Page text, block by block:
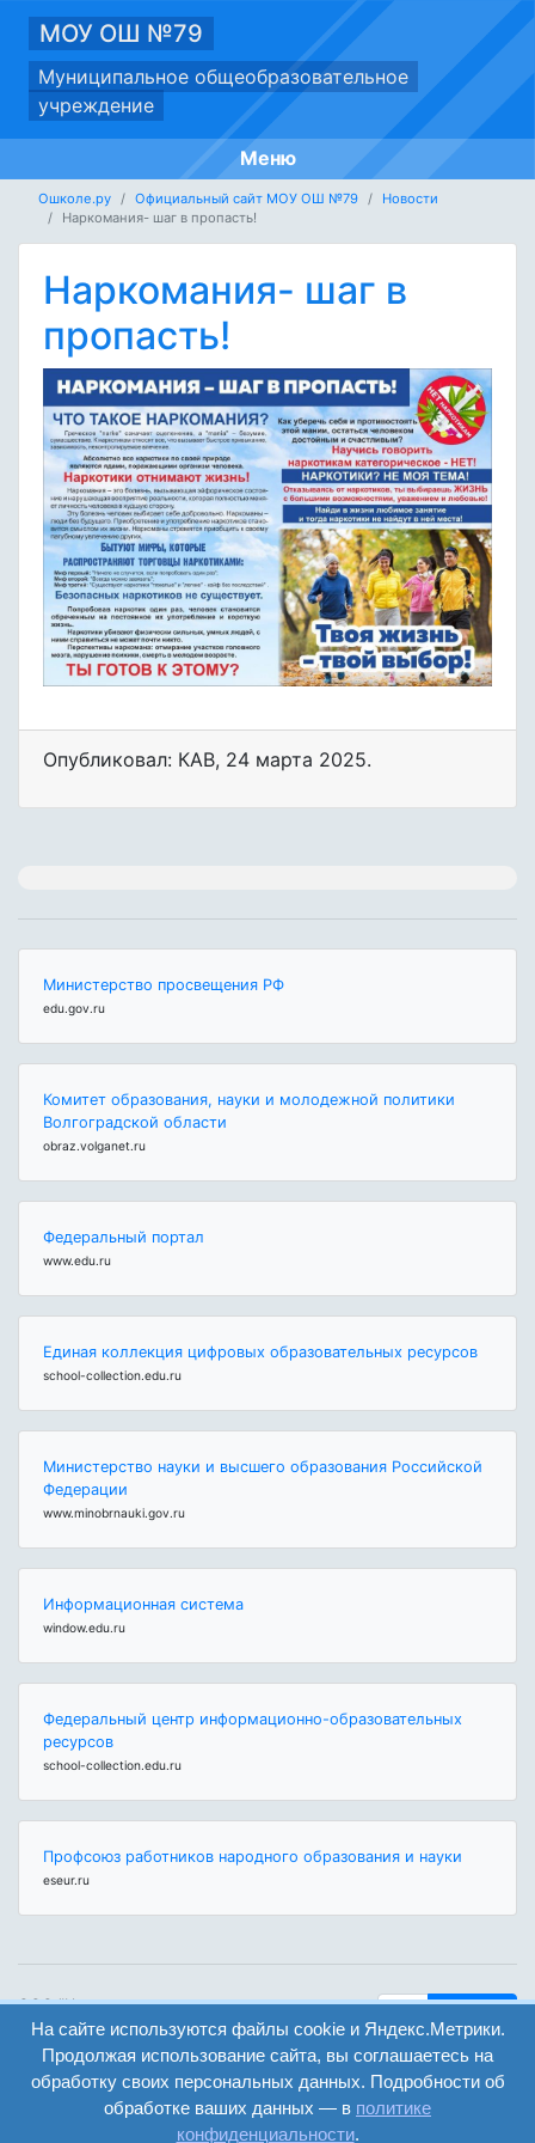
МОУ ОШ №79
Муниципальное общеобразовательное
учреждение
Меню
Ошколе.ру Официальный сайт МОУ ОШ №79
Новости
Наркомания- шаг в пропасть!
Наркомания- шаг в
пропасть!
Опубликовал: КАВ, 24 марта 2025.
Министерство просвещения РФ
edu.gov.ru
Комитет образования, науки и молодежной политики
Волгоградской области
obraz.volganet.ru
Федеральный портал
www.edu.ru
Единая коллекция цифровых образовательных ресурсов
school-collection.edu.ru
Министерство науки и высшего образования Российской
Федерации
www.minobrnauki.gov.ru
Информационная система
window.edu.ru
Федеральный центр информационно-образовательных
ресурсов
school-collection.edu.ru
Профсоюз работников народного образования и науки
eseur.ru
ООО "Центр
образования и
консалтинга"
Волгоград 2008-
2026
вход
регистрация
Версия
сайта для
слабовидящих
На сайте используются файлы cookie и Яндекс.Метрики.
Продолжая использование сайта, вы соглашаетесь на
обработку своих персональных данных. Подробности об
обработке ваших данных — в политике
конфиденциальности.